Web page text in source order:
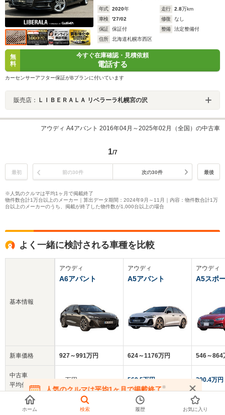
年式 2020年 走行 2.8万km
車検
'27/02 修復
なし
保証
保証付 整備
法定整備付
住所
北海道札幌市西区
無
料
今すぐ在庫確認・見積依頼
電話する
カーセンサーアフター保証がBプランに付いています
販売店： ＬＩＢＥＲＡＬＡ リベラーラ札幌宮の沢
アウディ A4アバント 2016年04月～2025年02月（全国）の中古車
1/7
最初 前の30件 次の30件 最後
※人気のクルマは平均1ヶ月で掲載終了
物件数合計1万台以上のメーカー｜算出データ期間：2024年9月～11月｜内容：物件数合計1万
台以上のメーカーのうち、掲載が終了した物件数が1,000台以上の場合
よく一緒に検討される車種を比較
基本情報
新車価格
中古車
平均価格
クチコミ
アウディ
A6アバント
927～991万円
‐‐‐万円
アウディ
A5アバント
624～1176万円
560.5万円
アウディ
A5スポ
546～864
290.4万円
4.4
人気のクルマは平均1ヶ月で掲載終了※
在庫が無くなる前にお問い合わせください
ホーム 検索 履歴 お気に入り